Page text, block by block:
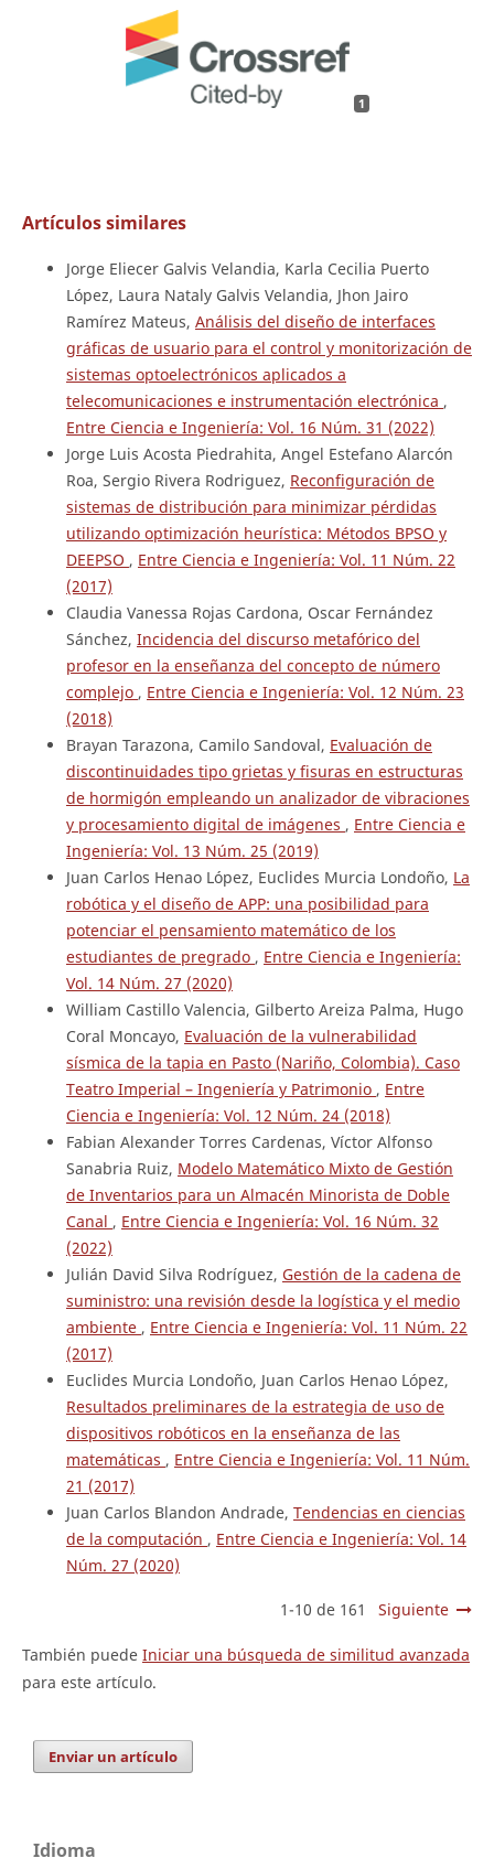
1
Artículos similares
Jorge Eliecer Galvis Velandia, Karla Cecilia Puerto
López, Laura Nataly Galvis Velandia, Jhon Jairo
Ramírez Mateus, Análisis del diseño de interfaces
gráficas de usuario para el control y monitorización de
sistemas optoelectrónicos aplicados a
telecomunicaciones e instrumentación electrónica ,
Entre Ciencia e Ingeniería: Vol. 16 Núm. 31 (2022)
Jorge Luis Acosta Piedrahita, Angel Estefano Alarcón
Roa, Sergio Rivera Rodriguez, Reconfiguración de
sistemas de distribución para minimizar pérdidas
utilizando optimización heurística: Métodos BPSO y
DEEPSO , Entre Ciencia e Ingeniería: Vol. 11 Núm. 22
(2017)
Claudia Vanessa Rojas Cardona, Oscar Fernández
Sánchez, Incidencia del discurso metafórico del
profesor en la enseñanza del concepto de número
complejo , Entre Ciencia e Ingeniería: Vol. 12 Núm. 23
(2018)
Brayan Tarazona, Camilo Sandoval, Evaluación de
discontinuidades tipo grietas y fisuras en estructuras
de hormigón empleando un analizador de vibraciones
y procesamiento digital de imágenes , Entre Ciencia e
Ingeniería: Vol. 13 Núm. 25 (2019)
Juan Carlos Henao López, Euclides Murcia Londoño, La
robótica y el diseño de APP: una posibilidad para
potenciar el pensamiento matemático de los
estudiantes de pregrado , Entre Ciencia e Ingeniería:
Vol. 14 Núm. 27 (2020)
William Castillo Valencia, Gilberto Areiza Palma, Hugo
Coral Moncayo, Evaluación de la vulnerabilidad
sísmica de la tapia en Pasto (Nariño, Colombia). Caso
Teatro Imperial – Ingeniería y Patrimonio , Entre
Ciencia e Ingeniería: Vol. 12 Núm. 24 (2018)
Fabian Alexander Torres Cardenas, Víctor Alfonso
Sanabria Ruiz, Modelo Matemático Mixto de Gestión
de Inventarios para un Almacén Minorista de Doble
Canal , Entre Ciencia e Ingeniería: Vol. 16 Núm. 32
(2022)
Julián David Silva Rodríguez, Gestión de la cadena de
suministro: una revisión desde la logística y el medio
ambiente , Entre Ciencia e Ingeniería: Vol. 11 Núm. 22
(2017)
Euclides Murcia Londoño, Juan Carlos Henao López,
Resultados preliminares de la estrategia de uso de
dispositivos robóticos en la enseñanza de las
matemáticas , Entre Ciencia e Ingeniería: Vol. 11 Núm.
21 (2017)
Juan Carlos Blandon Andrade, Tendencias en ciencias
de la computación , Entre Ciencia e Ingeniería: Vol. 14
Núm. 27 (2020)
1-10 de 161 Siguiente
También puede Iniciar una búsqueda de similitud avanzada
para este artículo.
Enviar un artículo
Idioma